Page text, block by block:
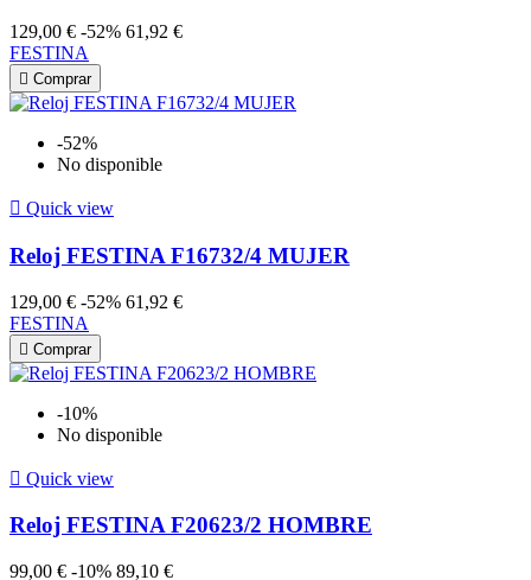
129,00 € -52% 61,92 €
FESTINA
 Comprar
-52%
No disponible
 Quick view
Reloj FESTINA F16732/4 MUJER
129,00 € -52% 61,92 €
FESTINA
 Comprar
-10%
No disponible
 Quick view
Reloj FESTINA F20623/2 HOMBRE
99,00 € -10% 89,10 €